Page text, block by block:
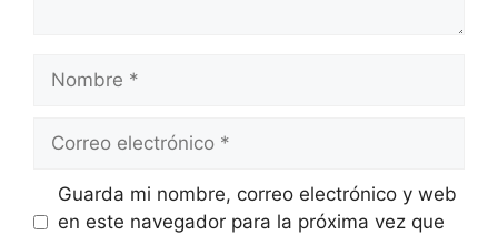
Nombre
Correo
Guarda mi nombre, correo electrónico y web
en este navegador para la próxima vez que